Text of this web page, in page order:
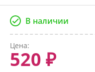
В наличии
Цена:
520 ₽